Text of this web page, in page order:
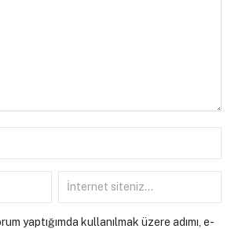
yaptığımda kullanılmak üzere adımı, e-